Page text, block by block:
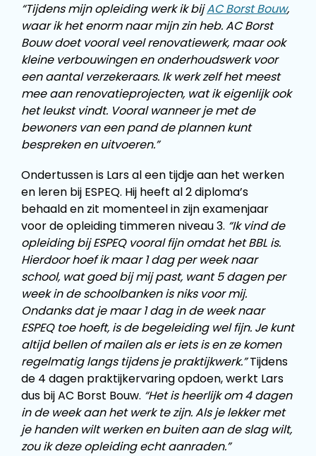
“Tijdens mijn opleiding werk ik bijAC Borst Bouw,
waar ik het enorm naar mijn zin heb. AC Borst
Bouw doet vooral veel renovatiewerk, maar ook
kleine verbouwingen en onderhoudswerk voor
een aantal verzekeraars. Ik werk zelf het meest
mee aan renovatieprojecten, wat ik eigenlijk ook
het leukst vindt. Vooral wanneer je met de
bewoners van een pand de plannen kunt
bespreken en uitvoeren.”
Ondertussen is Lars al een tijdje aan het werken
en leren bij ESPEQ. Hij heeft al 2 diploma’s
behaald en zit momenteel in zijn examenjaar
voor de opleiding timmeren niveau 3. “Ik vind de
opleiding bij ESPEQ vooral fijn omdat het BBL is.
Hierdoor hoef ik maar 1 dag per week naar
school, wat goed bij mij past, want 5 dagen per
week in de schoolbanken is niks voor mij.
Ondanks dat je maar 1 dag in de week naar
ESPEQ toe hoeft, is de begeleiding wel fijn. Je kunt
altijd bellen of mailen als er iets is en ze komen
regelmatig langs tijdens je praktijkwerk.”Tijdens
de 4 dagen praktijkervaring opdoen, werkt Lars
dus bij AC Borst Bouw. “Het is heerlijk om 4 dagen
in de week aan het werk te zijn. Als je lekker met
je handen wilt werken en buiten aan de slag wilt,
zou ik deze opleiding echt aanraden.”